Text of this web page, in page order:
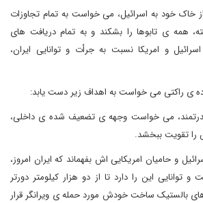
خاک خود به اسرائیل، می خواست به تمام تجاوزات
همه ی تابوها را بشکند و به تمام دریافت های
و امریکا نسبت به جرأت و توانایی ایران،
ی راکتی می خواست به اهداف زیر دست یابد:
می خواست وجهه ی تضعیف شده ی داخلی،
را تقویت ببخشد.
و حامیان امریکایی اش بفهماند که ایران امروز،
این را دارد تا از دو هزار کیلومتر دورتر
بالستیک ساخت خودش مورد حمله ی ویرانگر قرار